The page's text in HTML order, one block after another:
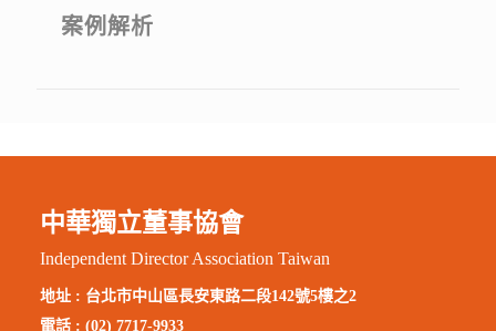
案例解析
中華獨立董事協會
Independent Director Association Taiwan
地址 : 台北市中山區長安東路二段142號5樓之2
電話 : (02) 7717-9933